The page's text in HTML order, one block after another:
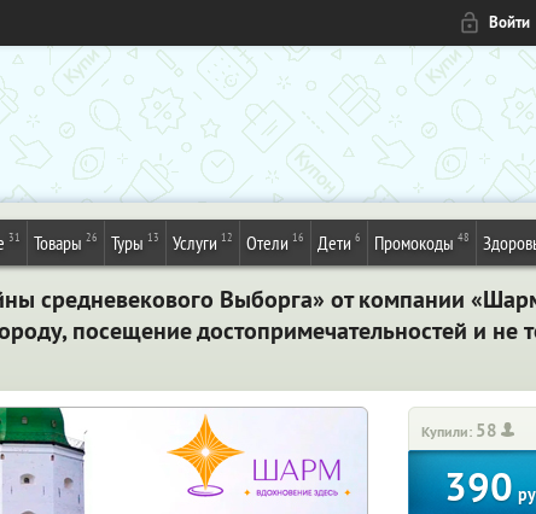
Войти
31 Товары 26 Туры 13 Услуги 12 Отели 16 Дети 6 Промокоды 48
средневекового Выборга» от компании
посещение достопримечательностей и не
Купили: 58
390